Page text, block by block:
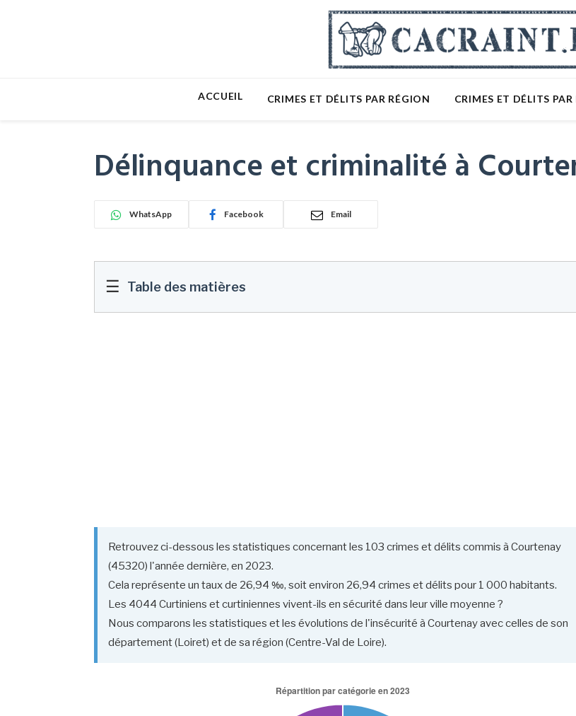
ACCUEIL CRIMES ET DÉLITS PAR RÉGION CRIMES ET DÉLITS
Délinquance et criminalité à
WhatsApp Facebook Email
☰ Table des matières
Retrouvez ci-dessous les statistiques concernant les 103 crimes et délits commis à Courtenay
(45320) l'année dernière, en 2023.
Cela représente un taux de 26,94 ‰, soit environ 26,94 crimes et délits pour 1 000 habitants.
Les 4044 Curtiniens et curtiniennes vivent-ils en sécurité dans leur ville moyenne ?
Nous comparons les statistiques et les évolutions de l'insécurité à Courtenay avec celles de son
département (Loiret) et de sa région (Centre-Val de Loire).